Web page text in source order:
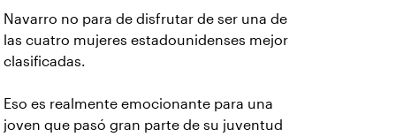
Navarro no para de disfrutar de ser una de
las cuatro mujeres estadounidenses mejor
clasificadas.
Eso es realmente emocionante para una
joven que pasó gran parte de su juventud